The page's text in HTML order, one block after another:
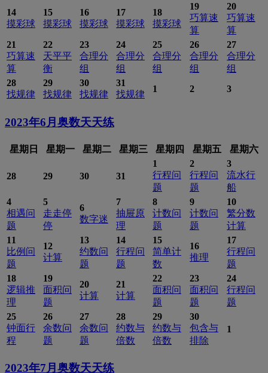
14
摸彩球
15
摸彩球
16
摸彩球
17
摸彩球
18
摸彩球
19
巧算速
算
20
巧算速
算
21
巧算速
算
22
天平平
衡
23
合理分
组
24
合理分
组
25
合理分
组
26
合理分
组
27
合理分
组
28
找规律
29
找规律
30
找规律
31
找规律
1 2 3
2023年6月 奥数天天练
星期日 星期一 星期二 星期三 星期四 星期五 星期六
28 29 30 31
1
行程问
题
2
行程问
题
3
流水行
船
4
相遇问
题
5
走走停
停
6
数字迷
7
抽屉原
理
8
计数问
题
9
计数问
题
10
繁分数
计算
11
比例问
题
12
计算
13
约数问
题
14
行程问
题
15
简单计
数
16
推理
17
行程问
题
18
逻辑推
理
19
面积问
题
20
计算
21
计算
22
面积问
题
23
面积问
题
24
行程问
题
25
钟面行
程
26
余数问
题
27
余数问
题
28
约数与
倍数
29
约数与
倍数
30
包含与
排除
1
2023年7月 奥数天天练